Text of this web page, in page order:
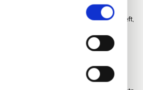
iets gebeurt. Een plant die in de
veel water krijgt of niet genoeg licht heeft,
heeft.
deze tekenen, ga je fouten zien als
mislukkingen.
is dat de natuur zichzelf blijft herstellen.
het jaar erop verrassend sterk